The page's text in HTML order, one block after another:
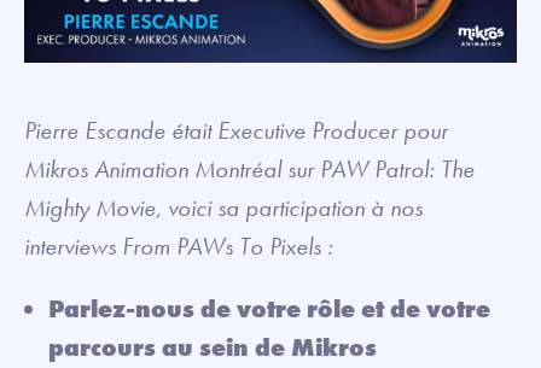
Pierre Escande était Executive Producer pour
Mikros Animation Montréal sur PAW Patrol: The
Mighty Movie, voici sa participation à nos
interviews From PAWs To Pixels :
Parlez-nous de votre rôle et de votre
parcours au sein de Mikros